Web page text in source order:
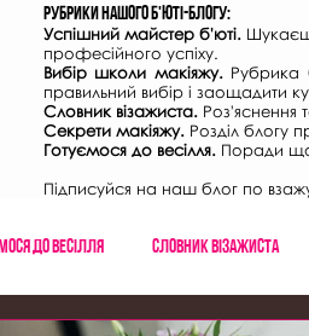
Рубрики нашого б'юті-блогу:
Успішний майстер б'юті. Шукаєш
професійного успіху.
Вибір школи макіяжу. Рубрика
правильний вибір і заощадити
Словник візажиста. Роз'яснення
Секрети макіяжу. Розділ блогу
Готуємося до весілля. Поради
Підписуйся на наш блог по
до весілля Словник візажиста